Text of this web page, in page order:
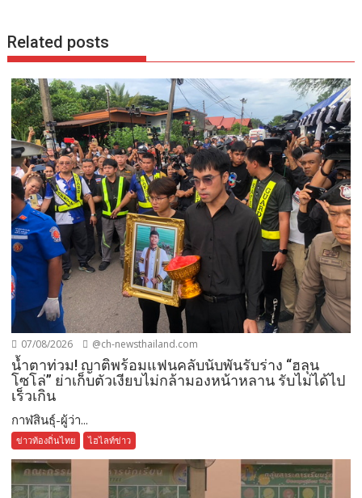
Related posts
07/08/2026 @ch-newsthailand.com
น้ำตาท่วม! ญาติพร้อมแฟนคลับนับพันรับร่าง “ฮลุน
โซโล่” ย่าเก็บตัวเงียบไม่กล้ามองหน้าหลาน รับไม่ได้ไป
เร็วเกิน
กาฬสินธุ์-ผู้ว่า...
ข่าวท้องถิ่นไทย ไฮไลท์ข่าว